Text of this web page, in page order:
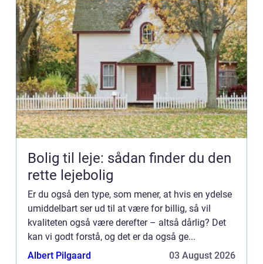
Bolig til leje: sådan finder du den
rette lejebolig
Er du også den type, som mener, at hvis en ydelse
umiddelbart ser ud til at være for billig, så vil
kvaliteten også være derefter – altså dårlig? Det
kan vi godt forstå, og det er da også ge...
Albert Pilgaard
03 August 2026